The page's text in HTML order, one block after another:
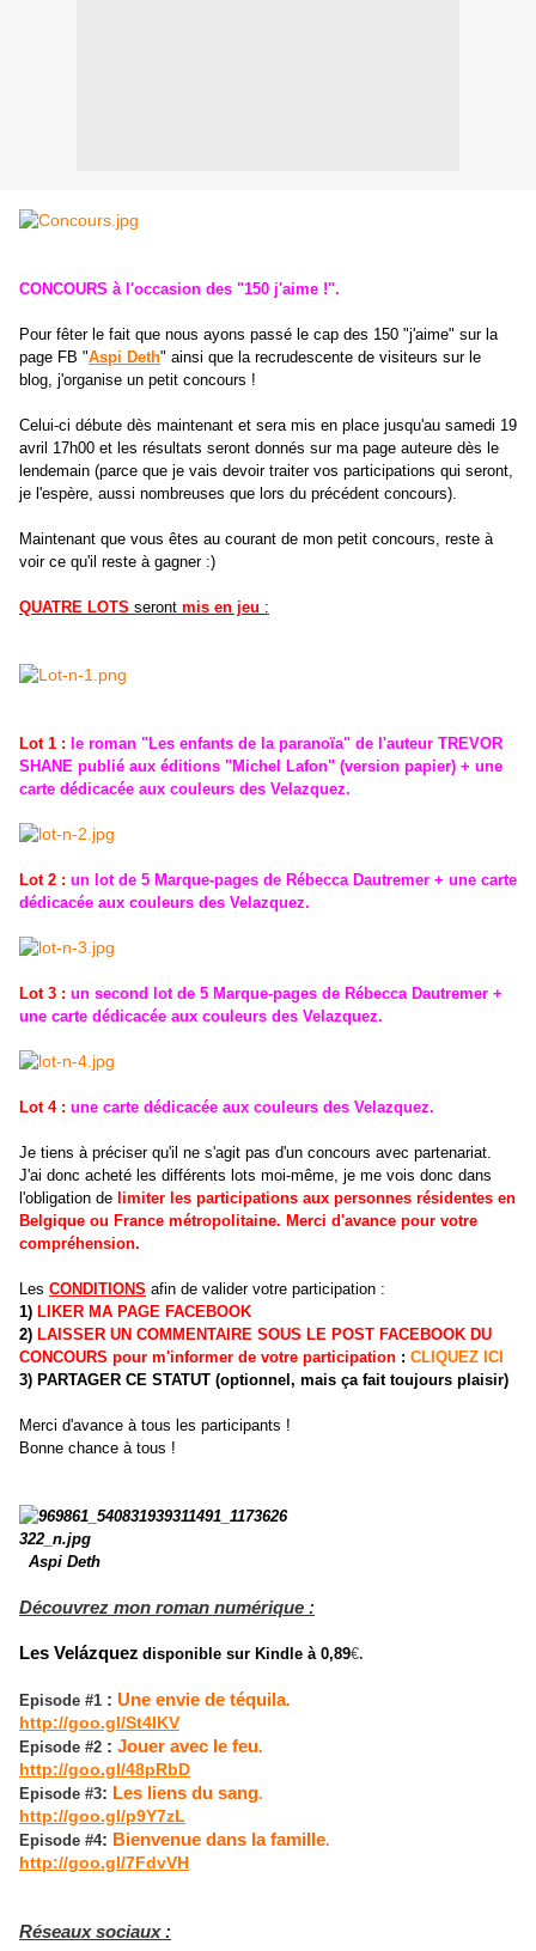
CONCOURS à l'occasion des "150 j'aime !".
Pour fêter le fait que nous ayons passé le cap des 150 "j'aime" sur la
page FB "Aspi Deth" ainsi que la recrudescente de visiteurs sur le
blog, j'organise un petit concours !
Celui-ci débute dès maintenant et sera mis en place jusqu'au samedi 19
avril 17h00 et les résultats seront donnés sur ma page auteure dès le
lendemain (parce que je vais devoir traiter vos participations qui seront,
je l'espère, aussi nombreuses que lors du précédent concours).
Maintenant que vous êtes au courant de mon petit concours, reste à
voir ce qu'il reste à gagner :)
QUATRE LOTS seront mis en jeu :
Lot 1 : le roman "Les enfants de la paranoïa" de l'auteur TREVOR
SHANE publié aux éditions "Michel Lafon" (version papier) + une
carte dédicacée aux couleurs des Velazquez.
Lot 2 : un lot de 5 Marque-pages de Rébecca Dautremer + une carte
dédicacée aux couleurs des Velazquez.
Lot 3 : un second lot de 5 Marque-pages de Rébecca Dautremer +
une carte dédicacée aux couleurs des Velazquez.
Lot 4 : une carte dédicacée aux couleurs des Velazquez.
Je tiens à préciser qu'il ne s'agit pas d'un concours avec partenariat.
J'ai donc acheté les différents lots moi-même, je me vois donc dans
l'obligation de limiter les participations aux personnes résidentes en
Belgique ou France métropolitaine. Merci d'avance pour votre
compréhension.
Les CONDITIONS afin de valider votre participation :
1) LIKER MA PAGE FACEBOOK
2) LAISSER UN COMMENTAIRE SOUS LE POST FACEBOOK DU
CONCOURS pour m'informer de votre participation : CLIQUEZ ICI
3) PARTAGER CE STATUT (optionnel, mais ça fait toujours plaisir)
Merci d'avance à tous les participants !
Bonne chance à tous !
Aspi Deth
Découvrez mon roman numérique :
Les Velázquez disponible sur Kindle à 0,89€.
Episode #1 : Une envie de téquila.
http://goo.gl/St4IKV
Episode #2 : Jouer avec le feu.
http://goo.gl/48pRbD
Episode #3: Les liens du sang.
http://goo.gl/p9Y7zL
Episode #4: Bienvenue dans la famille.
http://goo.gl/7FdvVH
Réseaux sociaux :